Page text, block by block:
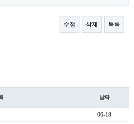
수정 삭제 목록
날짜
06-18